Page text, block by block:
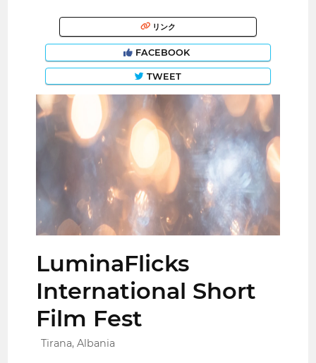
リンク
FACEBOOK
TWEET
LuminaFlicks
International Short
Film Fest
Tirana, Albania